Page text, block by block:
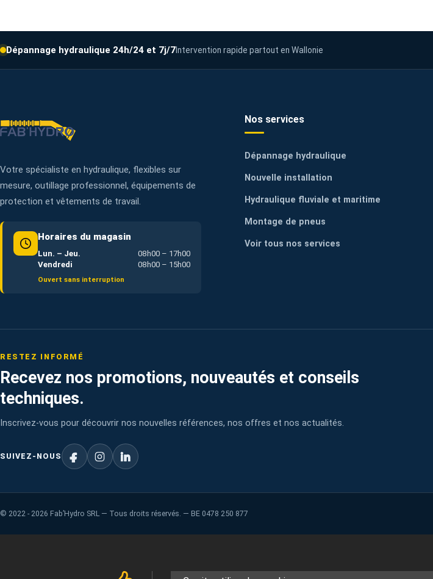
Dépannage hydraulique 24h/24 et 7j/7Intervention rapide partout en Wallonie
Votre spécialiste en hydraulique, flexibles sur
mesure, outillage professionnel, équipements de
protection et vêtements de travail.
Horaires du magasin
Lun. – Jeu.
08h00 – 17h00
Vendredi
08h00 – 15h00
Ouvert sans interruption
Nos services
Dépannage hydraulique
Nouvelle installation
Hydraulique fluviale et maritime
Montage de pneus
Voir tous nos services
RESTEZ INFORMÉ
Recevez nos promotions, nouveautés et conseils
techniques.
Inscrivez-vous pour découvrir nos nouvelles références, nos offres et nos actualités.
SUIVEZ-NOUS
© 2022 - 2026 Fab’Hydro SRL — Tous droits réservés. — BE 0478 250 877